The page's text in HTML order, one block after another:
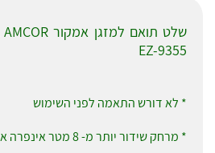
EZ-9355
* לא דורש התאמה לפני השימוש
* מרחק שידור יותר מ- 8 מטר אינפרה אדום